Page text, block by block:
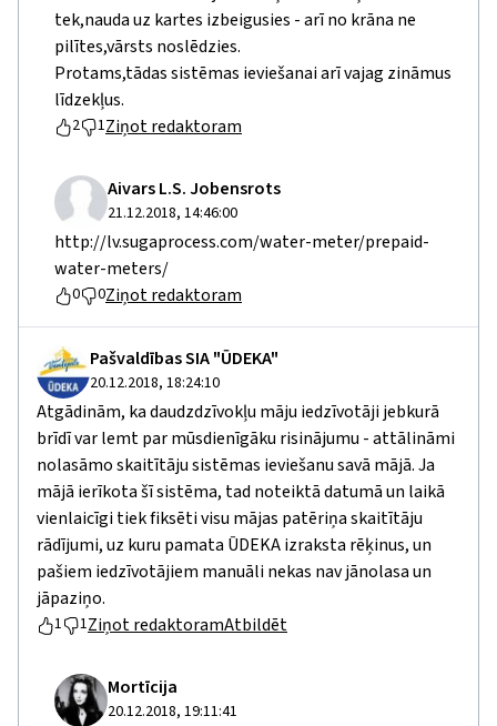
tek,nauda uz kartes izbeigusies - arī no krāna ne
pilītes,vārsts noslēdzies.
Protams,tādas sistēmas ieviešanai arī vajag zināmus
līdzekļus.
2 1Ziņot redaktoram
Aivars L.S. Jobensrots
21.12.2018, 14:46:00
http://lv.sugaprocess.com/water-meter/prepaid-
water-meters/
0 0Ziņot redaktoram
Pašvaldības SIA "ŪDEKA"
20.12.2018, 18:24:10
Atgādinām, ka daudzdzīvokļu māju iedzīvotāji jebkurā
brīdī var lemt par mūsdienīgāku risinājumu - attālināmi
nolasāmo skaitītāju sistēmas ieviešanu savā mājā. Ja
mājā ierīkota šī sistēma, tad noteiktā datumā un laikā
vienlaicīgi tiek fiksēti visu mājas patēriņa skaitītāju
rādījumi, uz kuru pamata ŪDEKA izraksta rēķinus, un
pašiem iedzīvotājiem manuāli nekas nav jānolasa un
jāpaziņo.
1 1Ziņot redaktoramAtbildēt
Mortīcija
20.12.2018, 19:11:41